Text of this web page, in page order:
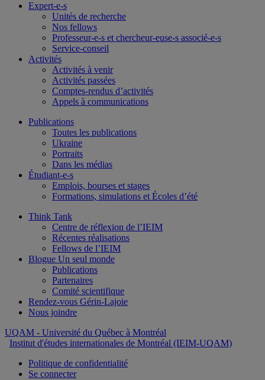
Expert-e-s
Unités de recherche
Nos fellows
Professeur-e-s et chercheur-euse-s associé-e-s
Service-conseil
Activités
Activités à venir
Activités passées
Comptes-rendus d’activités
Appels à communications
Publications
Toutes les publications
Ukraine
Portraits
Dans les médias
Étudiant-e-s
Emplois, bourses et stages
Formations, simulations et Écoles d’été
Think Tank
Centre de réflexion de l’IEIM
Récentes réalisations
Fellows de l’IEIM
Blogue Un seul monde
Publications
Partenaires
Comité scientifique
Rendez-vous Gérin-Lajoie
Nous joindre
UQAM - Université du Québec à Montréal
Institut d'études internationales de Montréal (IEIM-UQAM)
Politique de confidentialité
Se connecter